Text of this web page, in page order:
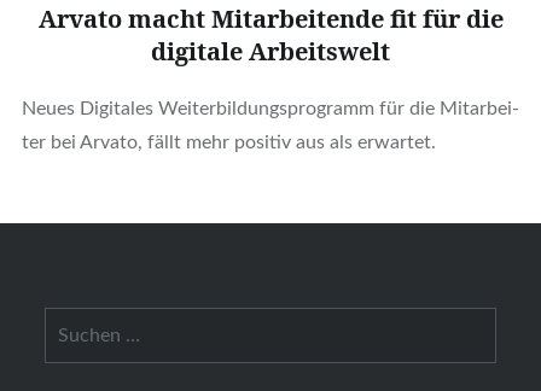
Arva­to macht Mit­ar­bei­ten­de fit für die
digi­ta­le Arbeits­welt
Neu­es Digi­ta­les Wei­ter­bil­dungs­pro­gramm für die Mit­ar­bei­
ter bei Arva­to, fällt mehr posi­tiv aus als erwar­tet.